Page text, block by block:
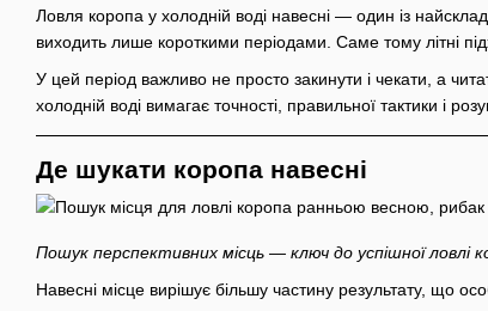
Ловля коропа у холодній воді навесні — один із
виходить лише короткими періодами. Саме тому літні
У цей період важливо не просто закинути і чекати, а
холодній воді вимагає точності, правильної тактики і
Де шукати коропа навесні
Пошук перспективних місць — ключ до успішної ловлі
Навесні місце вирішує більшу частину результату, що